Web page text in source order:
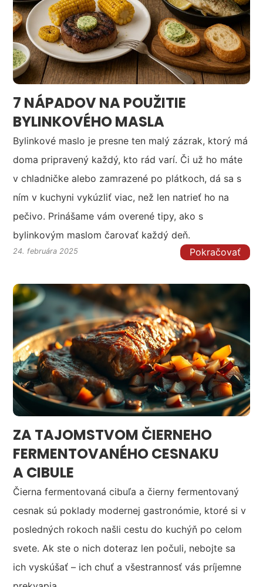
24. februára 2025
7 NÁPADOV NA POUŽITIE
BYLINKOVÉHO MASLA
Bylinkové maslo je presne ten malý zázrak, ktorý má
doma pripravený každý, kto rád varí. Či už ho máte
v chladničke alebo zamrazené po plátkoch, dá sa s
ním v kuchyni vykúzliť viac, než len natrieť ho na
pečivo. Prinášame vám overené tipy, ako s
bylinkovým maslom čarovať každý deň.
Pokračovať
ZA TAJOMSTVOM ČIERNEHO
FERMENTOVANÉHO CESNAKU
A CIBULE
Čierna fermentovaná cibuľa a čierny fermentovaný
cesnak sú poklady modernej gastronómie, ktoré si v
posledných rokoch našli cestu do kuchýň po celom
svete. Ak ste o nich doteraz len počuli, nebojte sa
ich vyskúšať – ich chuť a všestrannosť vás príjemne